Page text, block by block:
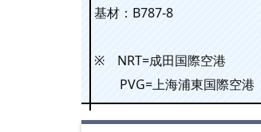
基材：B787-8
※ NRT=成田国際空港
PVG=上海浦東国際空港